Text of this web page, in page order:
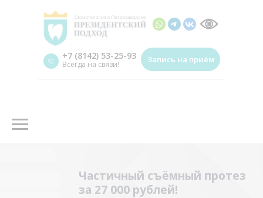
Запись на приём
+7 (8142) 53-25-93
Всегда на связи!
Частичный съёмный протез
за 27 000 рублей!